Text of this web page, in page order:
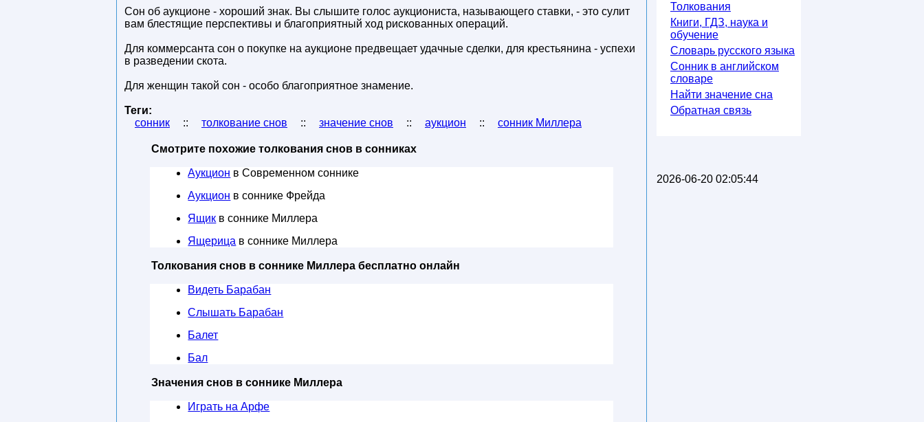
Сон об аукционе - хороший знак. Вы слышите голос аукциониста, называющего ставки, - это сулит
вам блестящие перспективы и благоприятный ход рискованных операций.
Для коммерсанта сон о покупке на аукционе предвещает удачные сделки, для крестьянина - успехи
в разведении скота.
Для женщин такой сон - особо благоприятное знамение.
Теги:
сонник
:: толкование снов :: значение снов :: аукцион :: сонник Миллера
Смотрите похожие толкования снов в сонниках
Аукцион в Современном соннике
Аукцион в соннике Фрейда
Ящик в соннике Миллера
Ящерица в соннике Миллера
Толкования снов в соннике Миллера бесплатно онлайн
Видеть Барабан
Слышать Барабан
Балет
Бал
Значения снов в соннике Миллера
Играть на Арфе
Толкования
Книги, ГДЗ, наука и
обучение
Словарь русского языка
Сонник в английском
словаре
Найти значение сна
Обратная связь
2026-06-20 02:05:44